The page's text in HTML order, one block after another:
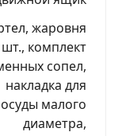
жаровня
комплект
сопел,
накладка для
малого
диаметра,